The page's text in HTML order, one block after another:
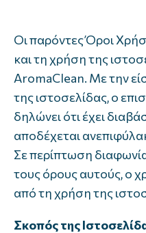
Οι παρόντες Όροι
και τη χρήση της
AromaClean. Με την
της ιστοσελίδας, ο
δηλώνει ότι έχει
αποδέχεται
Σε περίπτωση
τους όρους αυτούς, ο
από τη χρήση της
Σκοπός της